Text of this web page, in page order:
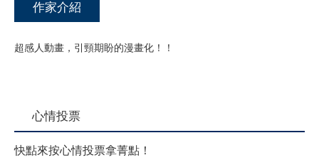
作家介紹
超感人動畫，引頸期盼的漫畫化！！
心情投票
快點來按心情投票拿菁點！